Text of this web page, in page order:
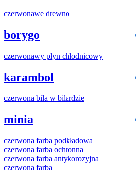
czerwonawe drewno
borygo
czerwonawy płyn chłodnicowy
karambol
czerwona bila w bilardzie
minia
czerwona farba podkładowa
czerwona farba ochronna
czerwona farba antykorozyjna
czerwona farba